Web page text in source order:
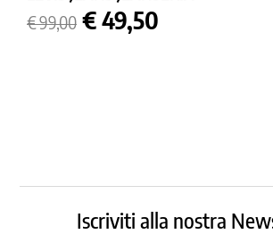
Prezzo
base
€ 99,00 Prezzo
€ 49,50
Iscriviti alla nostra